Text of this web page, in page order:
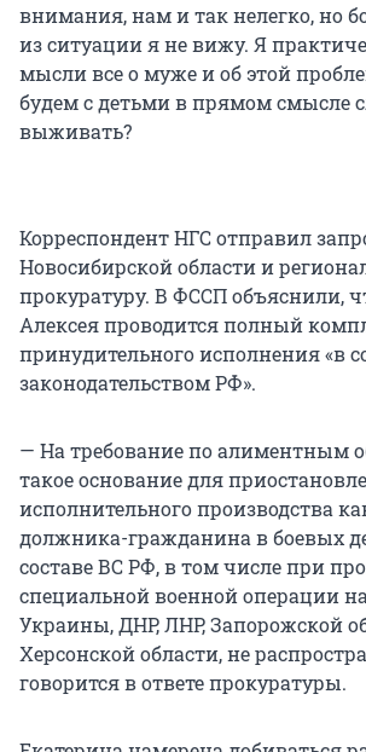
внимания, нам и так нелегко, но
из ситуации я не вижу. Я
мысли все о муже и об этой
будем с детьми в прямом смысле
выживать?
Корреспондент НГС отправил
Новосибирской области и
прокуратуру. В ФССП объяснили,
Алексея проводится полный
принудительного исполнения «в
законодательством РФ».
— На требование по алиментным
такое основание для
исполнительного производства
должника-гражданина в боевых
составе ВС РФ, в том числе при
специальной военной операции
Украины, ДНР, ЛНР, Запорожской
Херсонской области, не
говорится в ответе прокуратуры.